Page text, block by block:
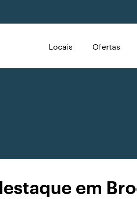
Locais Ofertas
em